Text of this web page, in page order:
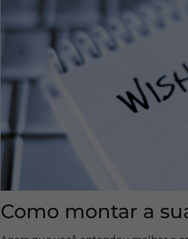
Como montar a